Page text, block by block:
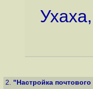
2. "Настройка